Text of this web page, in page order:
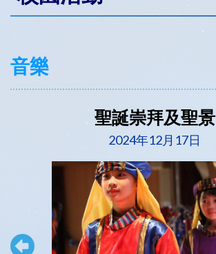
音樂
聖誕崇拜及聖景
2024年12月17日